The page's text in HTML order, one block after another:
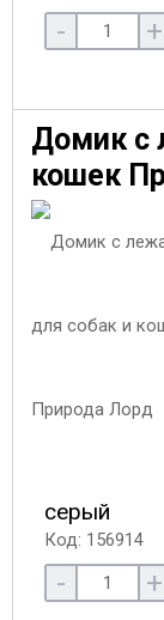
- +
Домик с
кошек
серый
Код: 156914
- +